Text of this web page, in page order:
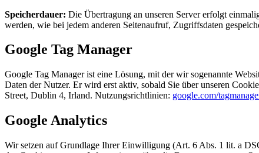
Speicherdauer: Die Übertragung an unseren Server erfolgt
werden, wie bei jedem anderen Seitenaufruf, Zugriffsdaten
Google Tag Manager
Google Tag Manager ist eine Lösung, mit der wir sogenannte
Daten der Nutzer. Er wird erst aktiv, sobald Sie über unseren
Street, Dublin 4, Irland. Nutzungsrichtlinien: google.com/
Google Analytics
Wir setzen auf Grundlage Ihrer Einwilligung (Art. 6 Abs. 1 lit. a